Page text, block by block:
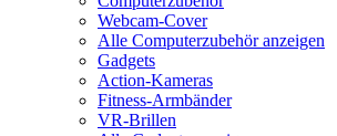
Webcam-Cover
Alle Computerzubehör anzeigen
Gadgets
Action-Kameras
Fitness-Armbänder
VR-Brillen